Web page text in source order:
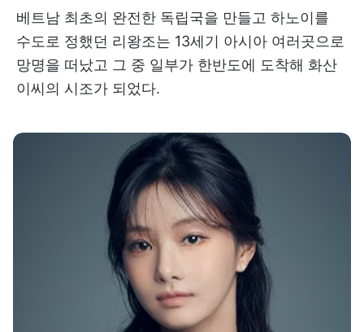
베트남 최초의 완전한 독립국을 만들고 하노이를
수도로 정했던 리왕조는 13세기 아시아 여러곳으로
망명을 떠났고 그 중 일부가 한반도에 도착해 화산
이씨의 시조가 되었다.